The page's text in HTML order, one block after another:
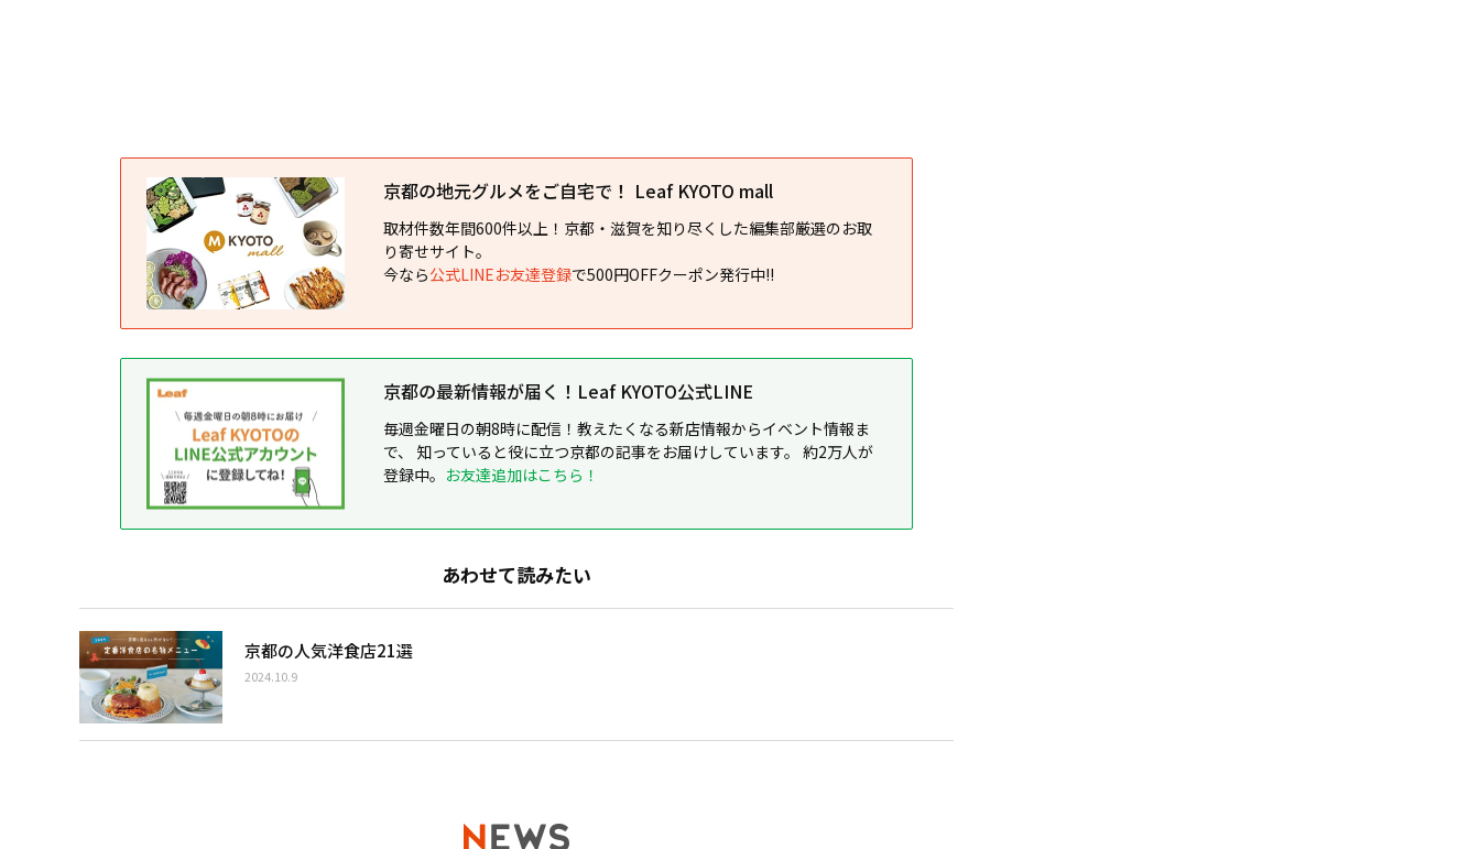
京都の地元グルメをご自宅で！ Leaf KYOTO mall
取材件数年間600件以上！京都・滋賀を知り尽くした編集部厳選のお取
り寄せサイト。
今なら公式LINEお友達登録で500円OFFクーポン発行中!!
京都の最新情報が届く！Leaf KYOTO公式LINE
毎週金曜日の朝8時に配信！教えたくなる新店情報からイベント情報ま
で、 知っていると役に立つ京都の記事をお届けしています。 約2万人が
登録中。 お友達追加はこちら！
あわせて読みたい
京都の人気洋食店21選
2024.10.9